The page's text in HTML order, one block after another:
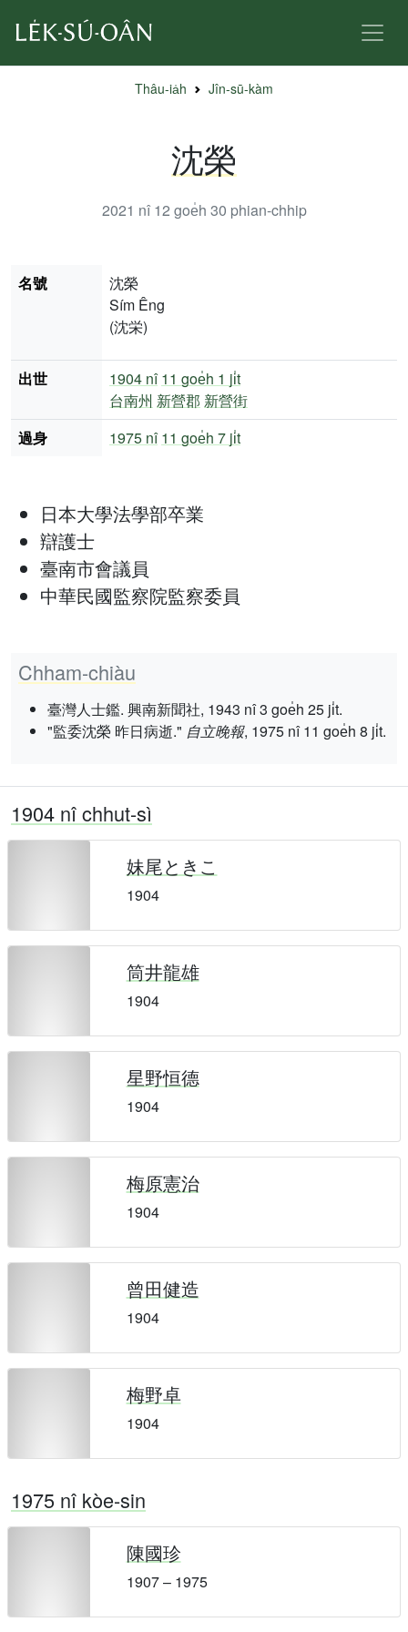
Thâu-ia̍h Jîn-sū-kàm
沈榮
2021 nî 12 goe̍h 30 phian-chhip
日本大學法學部卒業
辯護士
臺南市會議員
中華民國監察院監察委員
Chham-chiàu
臺灣人士鑑. 興南新聞社, 1943 nî 3 goe̍h 25 ji̍t.
"監委沈榮 昨日病逝." 自立晚報, 1975 nî 11 goe̍h 8 ji̍t.
名號
沈榮
Sím Êng
(沈栄)
出世 1904 nî 11 goe̍h 1 ji̍t
台南州 新營郡 新營街
過身
1975 nî 11 goe̍h 7 ji̍t
1904 nî chhut-sì
妹尾ときこ
1904
筒井龍雄
1904
星野恒德
1904
梅原憲治
1904
曾田健造
1904
梅野卓
1904
1975 nî kòe-sin
陳國珍
1907 – 1975